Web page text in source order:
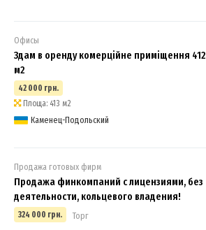
Офисы
Здам в оренду комерційне приміщення 412
м2
42 000 грн.
Площа: 413 м2
Каменец-Подольский
Продажа готовых фирм
Продажа финкомпаний с лицензиями, без
деятельности, кольцевого владения!
324 000 грн.
Торг